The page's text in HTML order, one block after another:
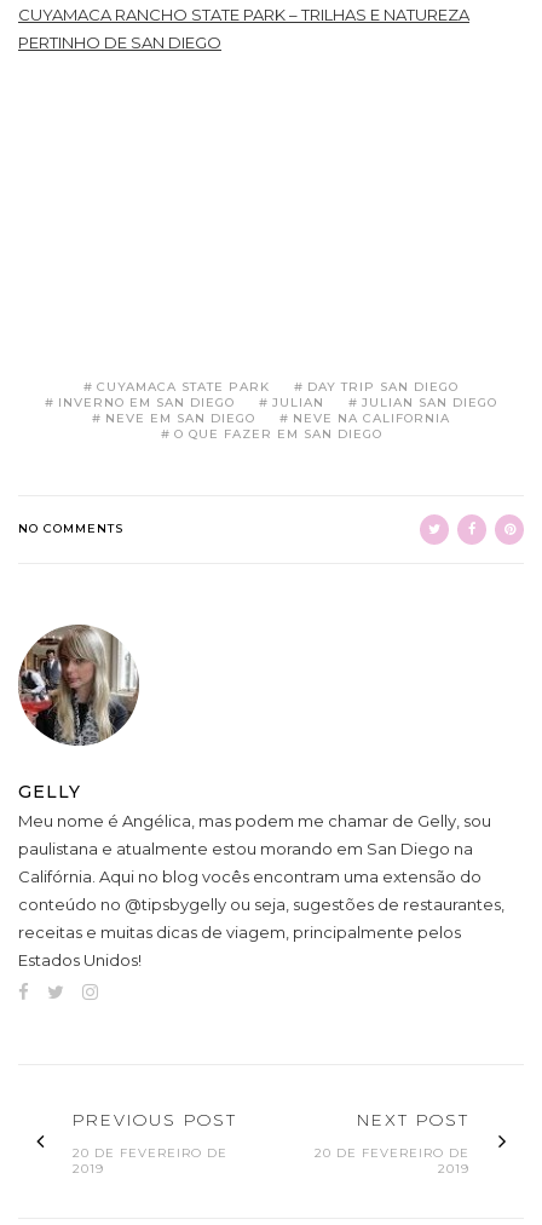
CUYAMACA RANCHO STATE PARK – TRILHAS E NATUREZA
PERTINHO DE SAN DIEGO
CUYAMACA STATE PARK
DAY TRIP SAN DIEGO
INVERNO EM SAN DIEGO
JULIAN
JULIAN SAN DIEGO
NEVE EM SAN DIEGO
NEVE NA CALIFORNIA
O QUE FAZER EM SAN DIEGO
NO COMMENTS
GELLY
Meu nome é Angélica, mas podem me chamar de Gelly, sou
paulistana e atualmente estou morando em San Diego na
Califórnia. Aqui no blog vocês encontram uma extensão do
conteúdo no @tipsbygelly ou seja, sugestões de restaurantes,
receitas e muitas dicas de viagem, principalmente pelos
Estados Unidos!
PREVIOUS POST
20 DE FEVEREIRO DE
2019
NEXT POST
20 DE FEVEREIRO DE
2019